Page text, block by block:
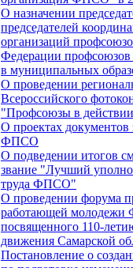
О назначении
председателей
организаций
Федерации профсоюзов
в муниципальных
О проведении
Всероссийского
"Профсоюзы в
О проектах документов
ФПСО
О подведении итогов
звание "Лучший
труда ФПСО"
О проведении форума
работающей
посвященного 110-
движения Самарской
Постановление о